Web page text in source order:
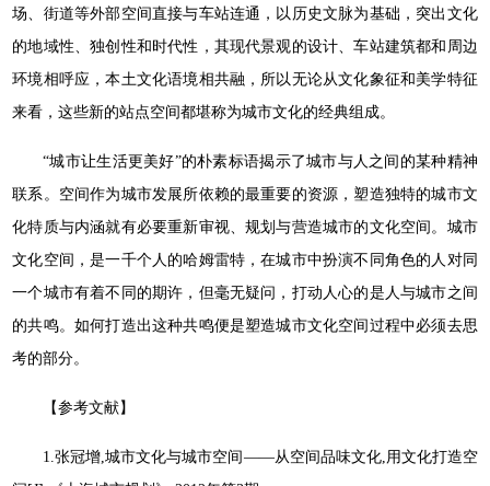
场、街道等外部空间直接与车站连通，以历史文脉为基础，突出文化
的地域性、独创性和时代性，其现代景观的设计、车站建筑都和周边
环境相呼应，本土文化语境相共融，所以无论从文化象征和美学特征
来看，这些新的站点空间都堪称为城市文化的经典组成。
“城市让生活更美好”的朴素标语揭示了城市与人之间的某种精神
联系。空间作为城市发展所依赖的最重要的资源，塑造独特的城市文
化特质与内涵就有必要重新审视、规划与营造城市的文化空间。城市
文化空间，是一千个人的哈姆雷特，在城市中扮演不同角色的人对同
一个城市有着不同的期许，但毫无疑问，打动人心的是人与城市之间
的共鸣。如何打造出这种共鸣便是塑造城市文化空间过程中必须去思
考的部分。
【参考文献】
1.张冠增,城市文化与城市空间——从空间品味文化,用文化打造空